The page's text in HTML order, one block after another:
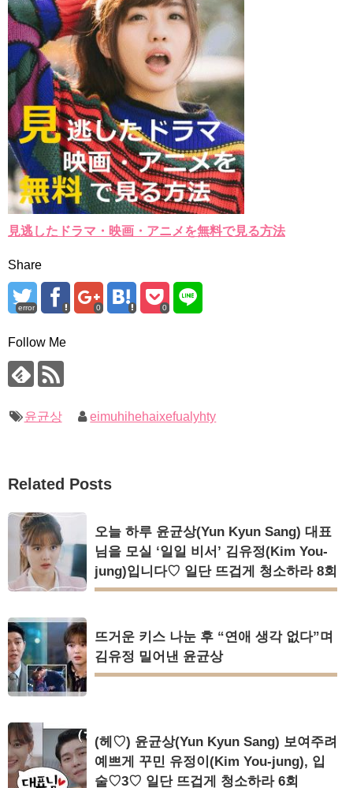
見逃したドラマ・映画・アニメを無料で見る方法
Share
error 0 0
Follow Me
윤균상 eimuhihehaixefualyhty
Related Posts
오늘 하루 윤균상(Yun Kyun Sang) 대표
님을 모실 ‘일일 비서’ 김유정(Kim You-
jung)입니다♡ 일단 뜨겁게 청소하라 8회
뜨거운 키스 나눈 후 “연애 생각 없다”며
김유정 밀어낸 윤균상
(헤♡) 윤균상(Yun Kyun Sang) 보여주려
예쁘게 꾸민 유정이(Kim You-jung), 입
술♡3♡ 일단 뜨겁게 청소하라 6회